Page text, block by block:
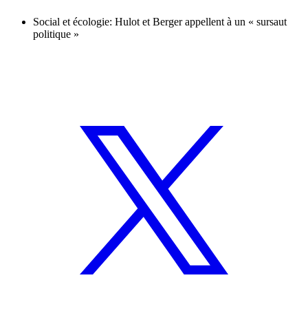
Social et écologie: Hulot et Berger appellent à un « sursaut
politique »